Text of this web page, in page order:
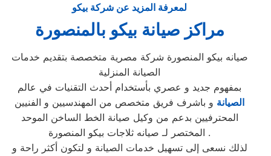
لمعرفة المزيد عن شركة بيكو
مراكز صيانة بيكو بالمنصورة
صيانه بيكو المنصورة شركة مصرية متخصصة بتقديم خدمات
الصيانة المنزلية
بمفهوم جديد و عصري بأستخدام أحدث التقنيات في عالم
الصيانة و باشرف فريق متخصص من المهندسيين و الفنيين
المحترفيين بدعم من وكيل صيانة الخط الساخن الموحد
المختصر لـ صيانه ثلاجات بيكو المنصورة .
لذلك نسعى إلى تسهيل خدمات الصيانة و لتكون أكثر راحة و